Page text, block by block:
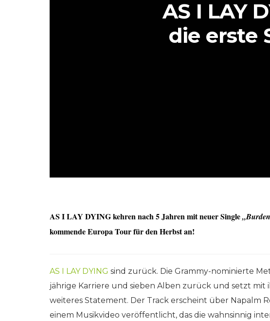
AS I LAY
die erste
AS I LAY DYING kehren nach 5 Jahren mit neuer Single
kommende Europa Tour für den Herbst an!
AS I LAY DYING sind zurück. Die Grammy-nominierte
jährige Karriere und sieben Alben zurück und setzt mit
weiteres Statement. Der Track erscheint über Napalm
einem Musikvideo veröffentlicht, das die wahnsinnig